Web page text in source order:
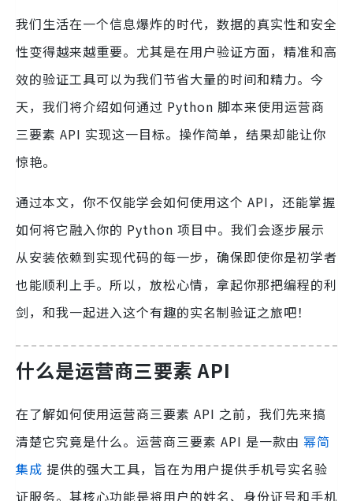
我们生活在一个信息爆炸的时代，数据的真实性和安全
性变得越来越重要。尤其是在用户验证方面，精准和高
效的验证工具可以为我们节省大量的时间和精力。今
天，我们将介绍如何通过 Python 脚本来使用运营商
三要素 API 实现这一目标。操作简单，结果却能让你
惊艳。
通过本文，你不仅能学会如何使用这个 API，还能掌握
如何将它融入你的 Python 项目中。我们会逐步展示
从安装依赖到实现代码的每一步，确保即使你是初学者
也能顺利上手。所以，放松心情，拿起你那把编程的利
剑，和我一起进入这个有趣的实名制验证之旅吧！
什么是运营商三要素 API
在了解如何使用运营商三要素 API 之前，我们先来搞
清楚它究竟是什么。运营商三要素 API 是一款由 幂简
集成 提供的强大工具，旨在为用户提供手机号实名验
证服务。其核心功能是将用户的姓名、身份证号和手机